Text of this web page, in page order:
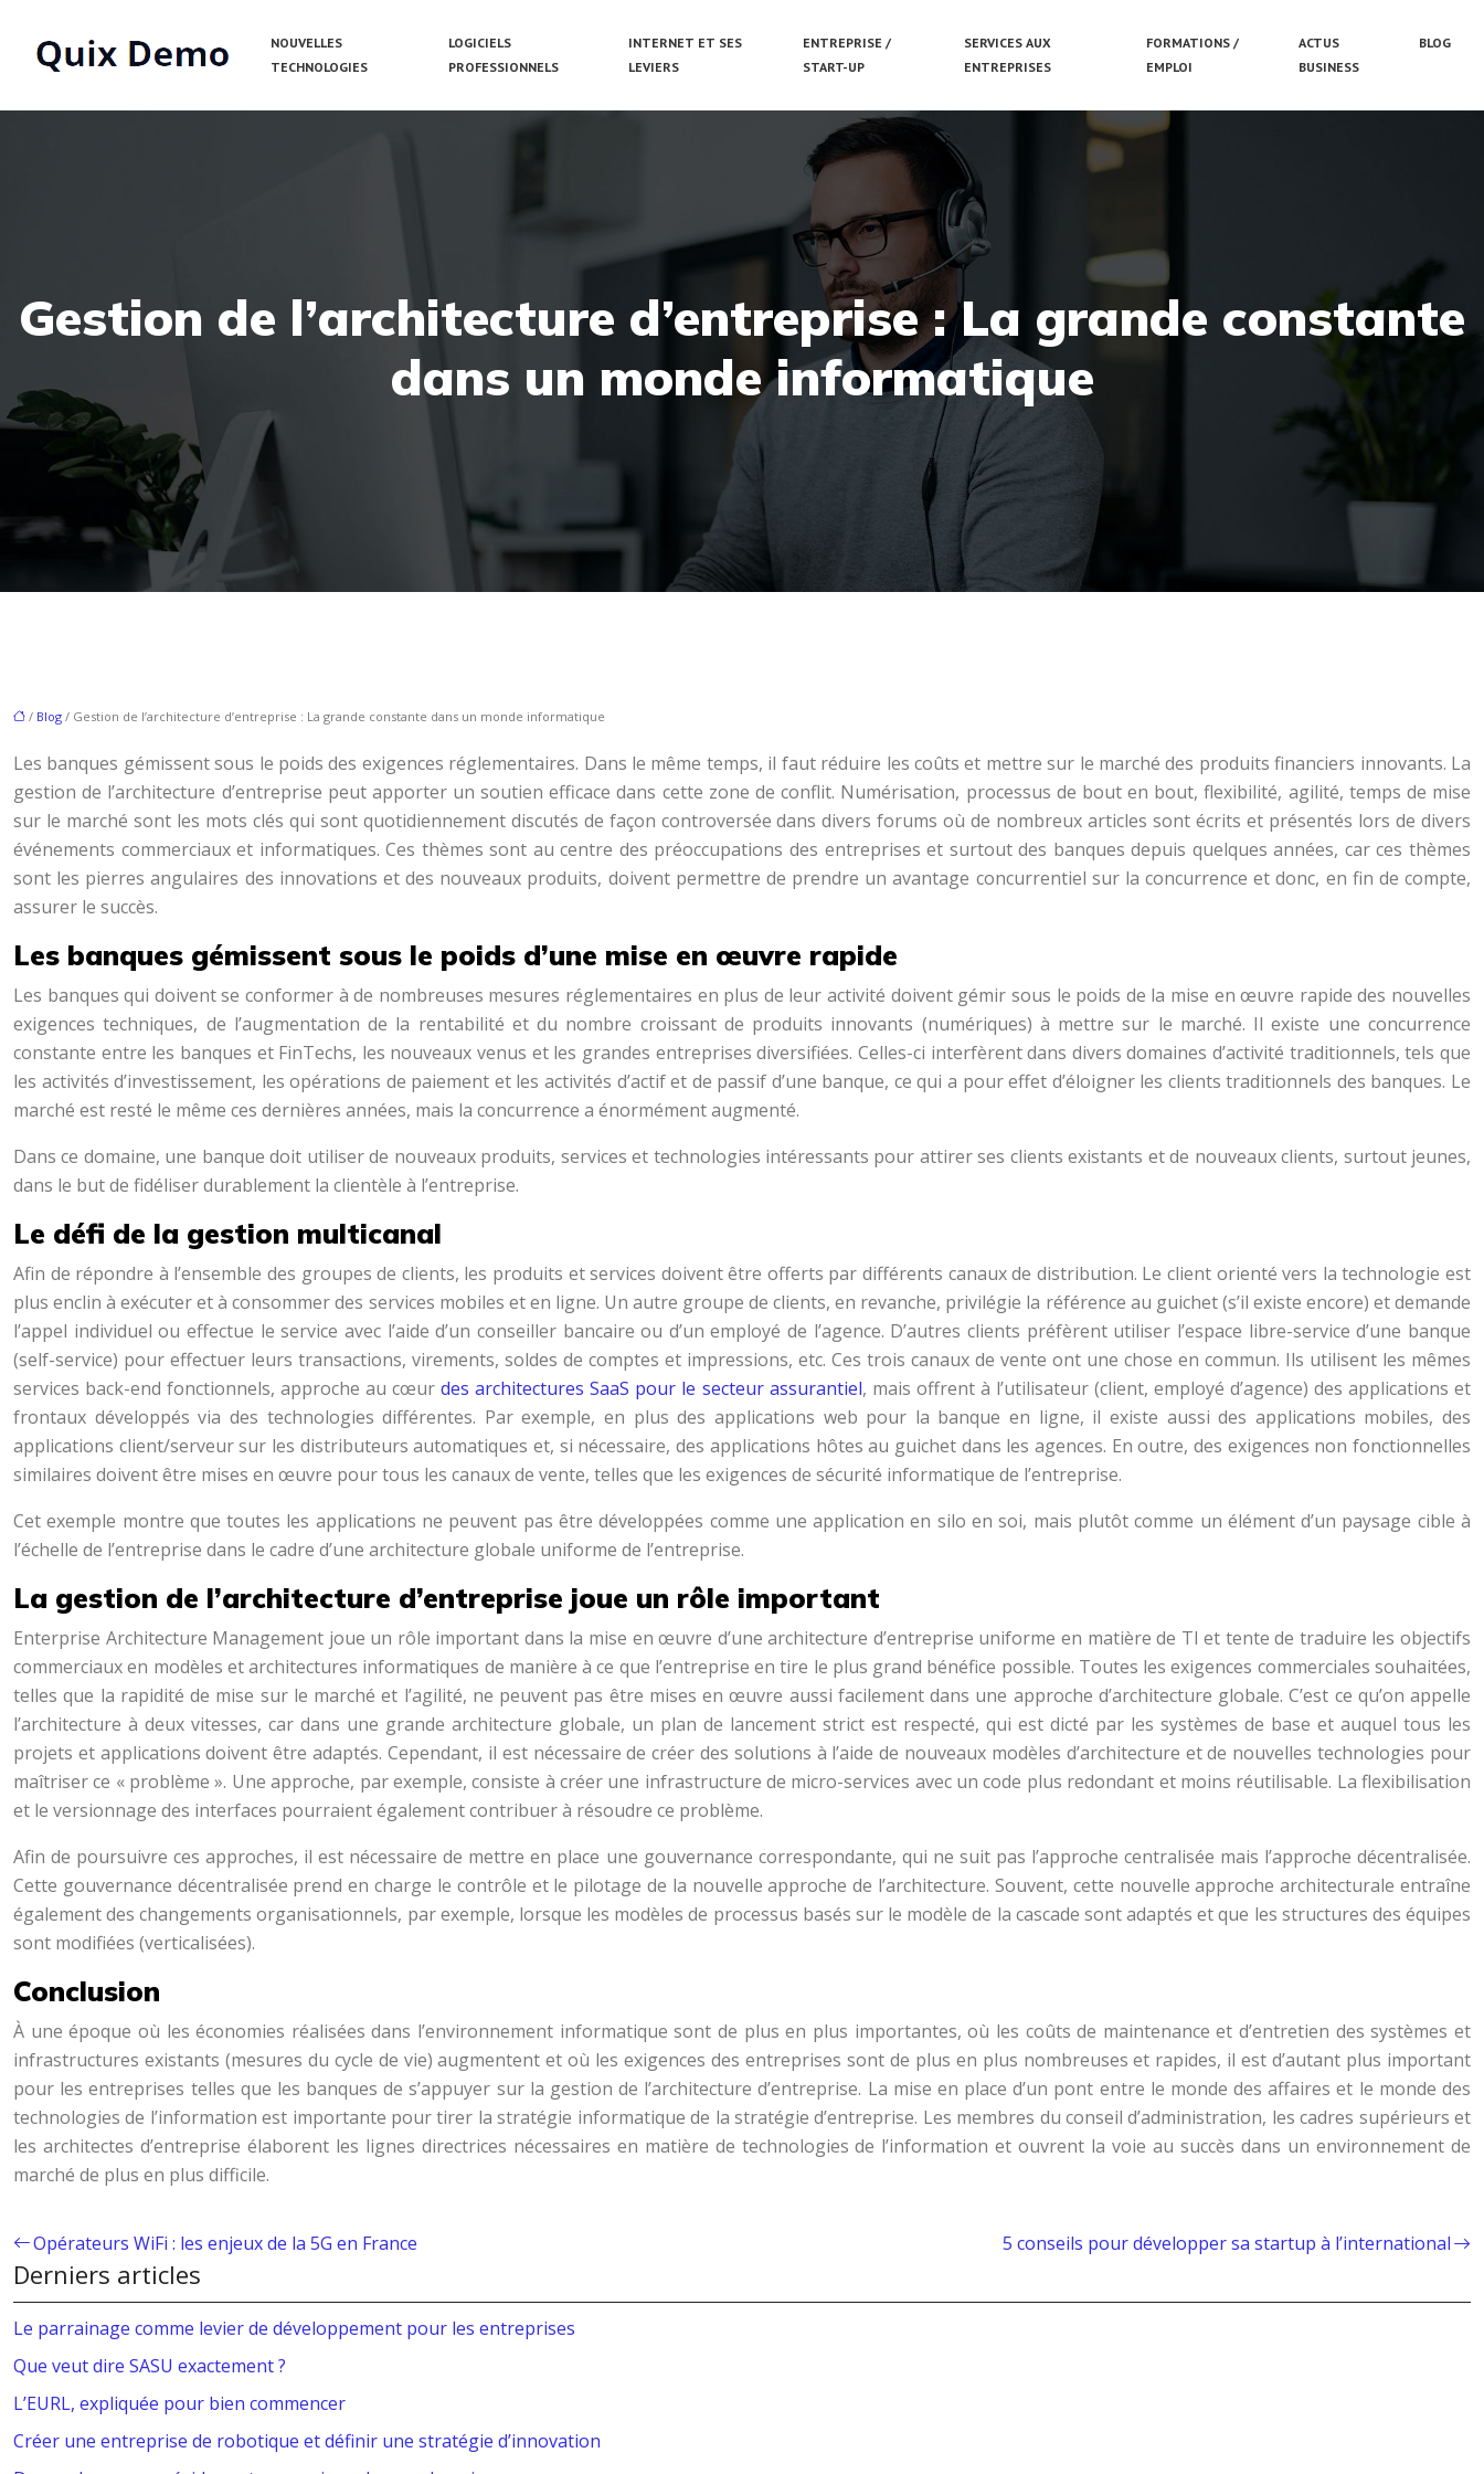
NOUVELLES
TECHNOLOGIES
LOGICIELS
PROFESSIONNELS
INTERNET ET SES
LEVIERS
ENTREPRISE /
START-UP
SERVICES AUX
ENTREPRISES
FORMATIONS /
EMPLOI
ACTUS
BUSINESS
BLOG
Gestion de l’architecture d’entreprise : La grande constante
dans un monde informatique
/ Blog / Gestion de l’architecture d’entreprise : La grande constante dans un monde informatique
Les banques gémissent sous le poids des exigences réglementaires. Dans le même temps, il faut réduire les coûts et mettre sur le marché des produits financiers innovants. La
gestion de l’architecture d’entreprise peut apporter un soutien efficace dans cette zone de conflit. Numérisation, processus de bout en bout, flexibilité, agilité, temps de mise
sur le marché sont les mots clés qui sont quotidiennement discutés de façon controversée dans divers forums où de nombreux articles sont écrits et présentés lors de divers
événements commerciaux et informatiques. Ces thèmes sont au centre des préoccupations des entreprises et surtout des banques depuis quelques années, car ces thèmes
sont les pierres angulaires des innovations et des nouveaux produits, doivent permettre de prendre un avantage concurrentiel sur la concurrence et donc, en fin de compte,
assurer le succès.
Les banques gémissent sous le poids d’une mise en œuvre rapide
Les banques qui doivent se conformer à de nombreuses mesures réglementaires en plus de leur activité doivent gémir sous le poids de la mise en œuvre rapide des nouvelles
exigences techniques, de l’augmentation de la rentabilité et du nombre croissant de produits innovants (numériques) à mettre sur le marché. Il existe une concurrence
constante entre les banques et FinTechs, les nouveaux venus et les grandes entreprises diversifiées. Celles-ci interfèrent dans divers domaines d’activité traditionnels, tels que
les activités d’investissement, les opérations de paiement et les activités d’actif et de passif d’une banque, ce qui a pour effet d’éloigner les clients traditionnels des banques. Le
marché est resté le même ces dernières années, mais la concurrence a énormément augmenté.
Dans ce domaine, une banque doit utiliser de nouveaux produits, services et technologies intéressants pour attirer ses clients existants et de nouveaux clients, surtout jeunes,
dans le but de fidéliser durablement la clientèle à l’entreprise.
Le défi de la gestion multicanal
Afin de répondre à l’ensemble des groupes de clients, les produits et services doivent être offerts par différents canaux de distribution. Le client orienté vers la technologie est
plus enclin à exécuter et à consommer des services mobiles et en ligne. Un autre groupe de clients, en revanche, privilégie la référence au guichet (s’il existe encore) et demande
l’appel individuel ou effectue le service avec l’aide d’un conseiller bancaire ou d’un employé de l’agence. D’autres clients préfèrent utiliser l’espace libre-service d’une banque
(self-service) pour effectuer leurs transactions, virements, soldes de comptes et impressions, etc. Ces trois canaux de vente ont une chose en commun. Ils utilisent les mêmes
services back-end fonctionnels, approche au cœurdes architectures SaaS pour le secteur assurantiel, mais offrent à l’utilisateur (client, employé d’agence) des applications et
frontaux développés via des technologies différentes. Par exemple, en plus des applications web pour la banque en ligne, il existe aussi des applications mobiles, des
applications client/serveur sur les distributeurs automatiques et, si nécessaire, des applications hôtes au guichet dans les agences. En outre, des exigences non fonctionnelles
similaires doivent être mises en œuvre pour tous les canaux de vente, telles que les exigences de sécurité informatique de l’entreprise.
Cet exemple montre que toutes les applications ne peuvent pas être développées comme une application en silo en soi, mais plutôt comme un élément d’un paysage cible à
l’échelle de l’entreprise dans le cadre d’une architecture globale uniforme de l’entreprise.
La gestion de l’architecture d’entreprise joue un rôle important
Enterprise Architecture Management joue un rôle important dans la mise en œuvre d’une architecture d’entreprise uniforme en matière de TI et tente de traduire les objectifs
commerciaux en modèles et architectures informatiques de manière à ce que l’entreprise en tire le plus grand bénéfice possible. Toutes les exigences commerciales souhaitées,
telles que la rapidité de mise sur le marché et l’agilité, ne peuvent pas être mises en œuvre aussi facilement dans une approche d’architecture globale. C’est ce qu’on appelle
l’architecture à deux vitesses, car dans une grande architecture globale, un plan de lancement strict est respecté, qui est dicté par les systèmes de base et auquel tous les
projets et applications doivent être adaptés. Cependant, il est nécessaire de créer des solutions à l’aide de nouveaux modèles d’architecture et de nouvelles technologies pour
maîtriser ce « problème ». Une approche, par exemple, consiste à créer une infrastructure de micro-services avec un code plus redondant et moins réutilisable. La flexibilisation
et le versionnage des interfaces pourraient également contribuer à résoudre ce problème.
Afin de poursuivre ces approches, il est nécessaire de mettre en place une gouvernance correspondante, qui ne suit pas l’approche centralisée mais l’approche décentralisée.
Cette gouvernance décentralisée prend en charge le contrôle et le pilotage de la nouvelle approche de l’architecture. Souvent, cette nouvelle approche architecturale entraîne
également des changements organisationnels, par exemple, lorsque les modèles de processus basés sur le modèle de la cascade sont adaptés et que les structures des équipes
sont modifiées (verticalisées).
Conclusion
À une époque où les économies réalisées dans l’environnement informatique sont de plus en plus importantes, où les coûts de maintenance et d’entretien des systèmes et
infrastructures existants (mesures du cycle de vie) augmentent et où les exigences des entreprises sont de plus en plus nombreuses et rapides, il est d’autant plus important
pour les entreprises telles que les banques de s’appuyer sur la gestion de l’architecture d’entreprise. La mise en place d’un pont entre le monde des affaires et le monde des
technologies de l’information est importante pour tirer la stratégie informatique de la stratégie d’entreprise. Les membres du conseil d’administration, les cadres supérieurs et
les architectes d’entreprise élaborent les lignes directrices nécessaires en matière de technologies de l’information et ouvrent la voie au succès dans un environnement de
marché de plus en plus difficile.
Opérateurs WiFi : les enjeux de la 5G en France 5 conseils pour développer sa startup à l’international
Derniers articles
Le parrainage comme levier de développement pour les entreprises
Que veut dire SASU exactement ?
L’EURL, expliquée pour bien commencer
Créer une entreprise de robotique et définir une stratégie d’innovation